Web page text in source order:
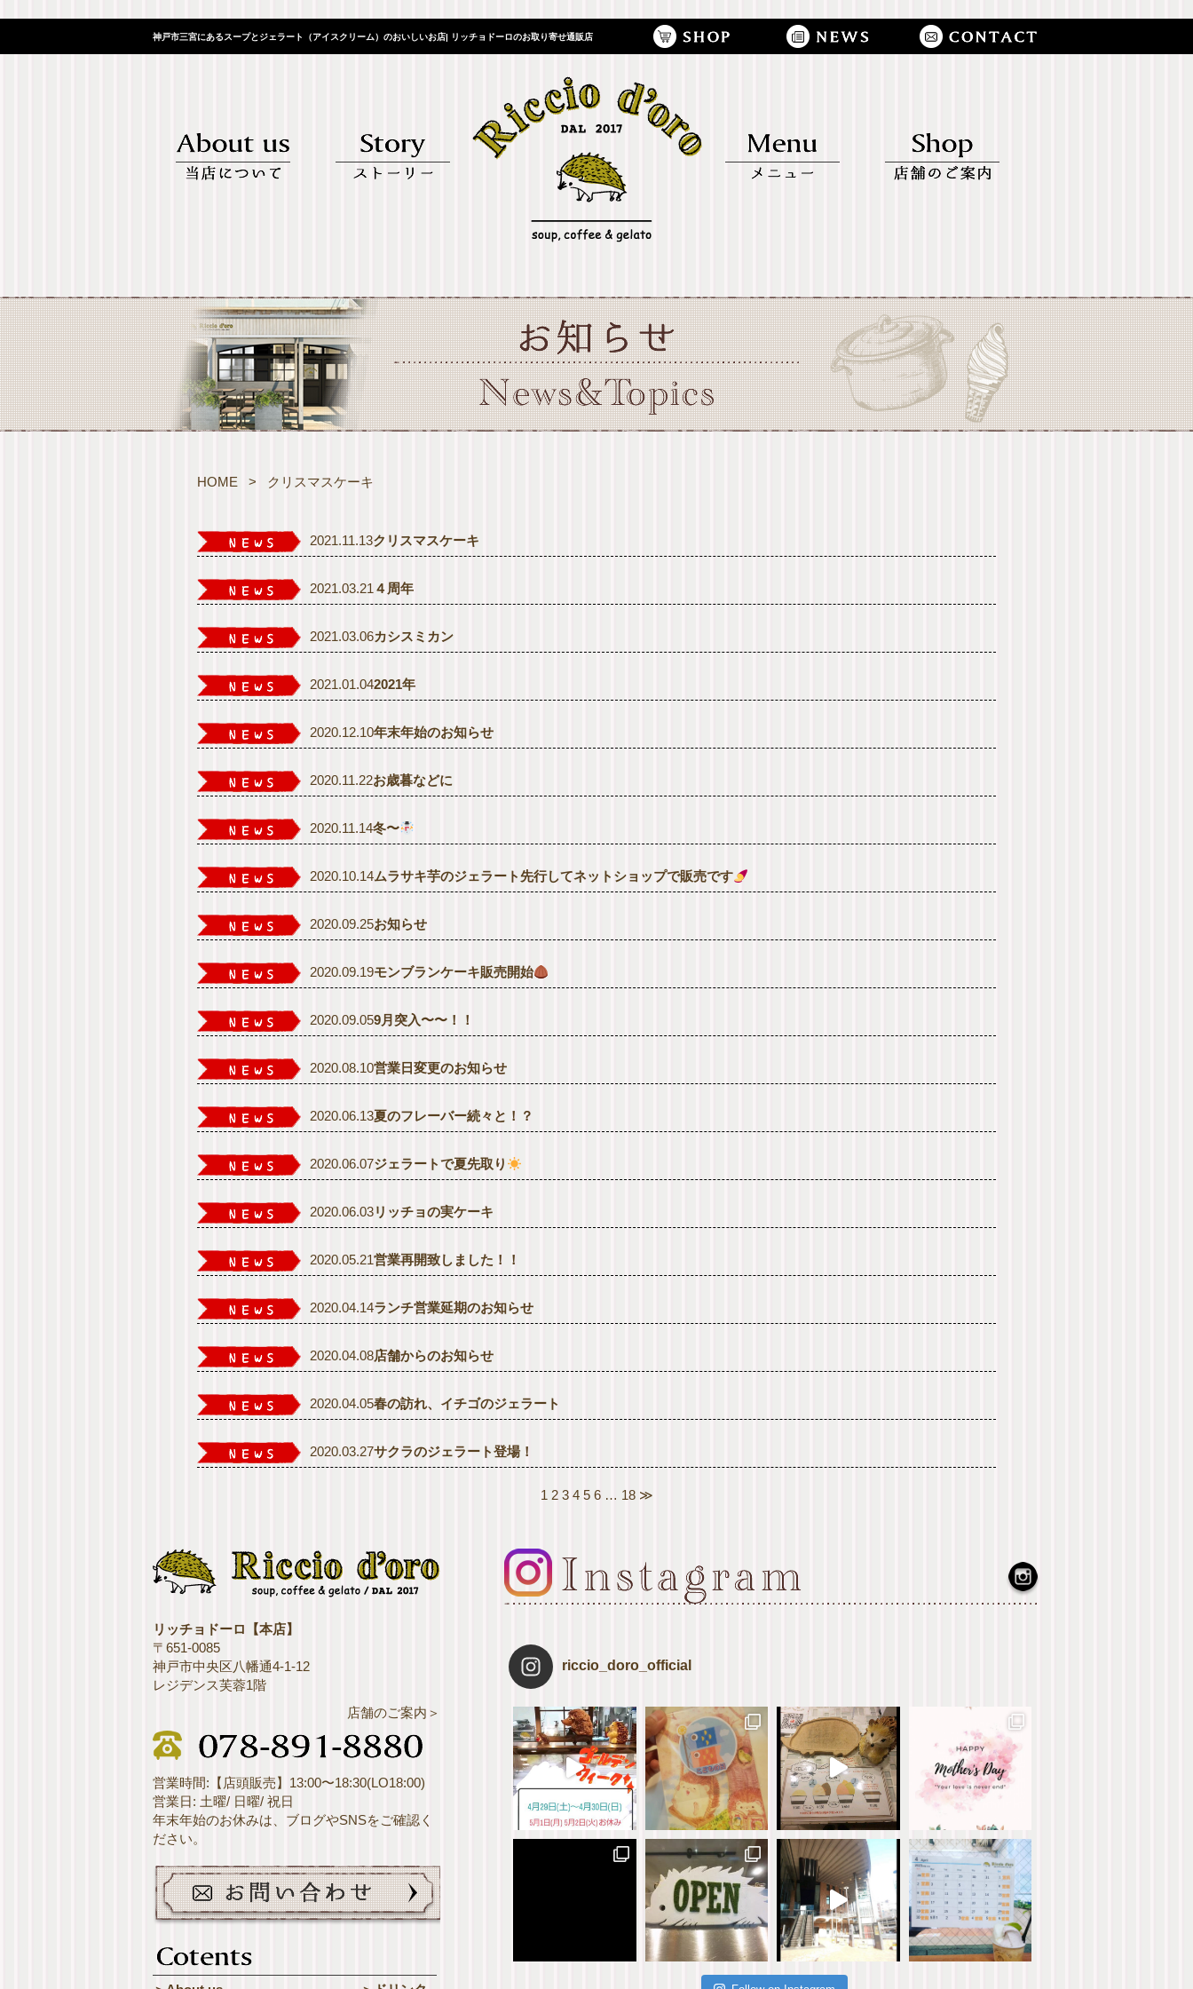
神戸市三宮にあるスープとジェラート（アイスクリーム）のおいしいお店| リッチョドーロのお取り寄せ通販店
HOME > クリスマスケーキ
2021.11.13クリスマスケーキ
2021.03.21 ４周年
2021.03.06カシスミカン
2021.01.042021年
2020.12.10年末年始のお知らせ
2020.11.22お歳暮などに
2020.11.14冬〜
2020.10.14ムラサキ芋のジェラート先行してネットショップで販売です
2020.09.25お知らせ
2020.09.19モンブランケーキ販売開始
2020.09.059月突入〜〜！！
2020.08.10営業日変更のお知らせ
2020.06.13夏のフレーバー続々と！？
2020.06.07ジェラートで夏先取り
2020.06.03リッチョの実ケーキ
2020.05.21営業再開致しました！！
2020.04.14ランチ営業延期のお知らせ
2020.04.08店舗からのお知らせ
2020.04.05春の訪れ、イチゴのジェラート
2020.03.27サクラのジェラート登場！
1 2 3 4 5 6 … 18 ≫
リッチョドーロ【本店】
〒651-0085
神戸市中央区八幡通4-1-12
レジデンス芙蓉1階
店舗のご案内＞
営業時間:【店頭販売】13:00〜18:30(LO18:00)
営業日: 土曜/ 日曜/ 祝日
年末年始のお休みは、ブログやSNSをご確認く
ださい。
riccio_doro_official